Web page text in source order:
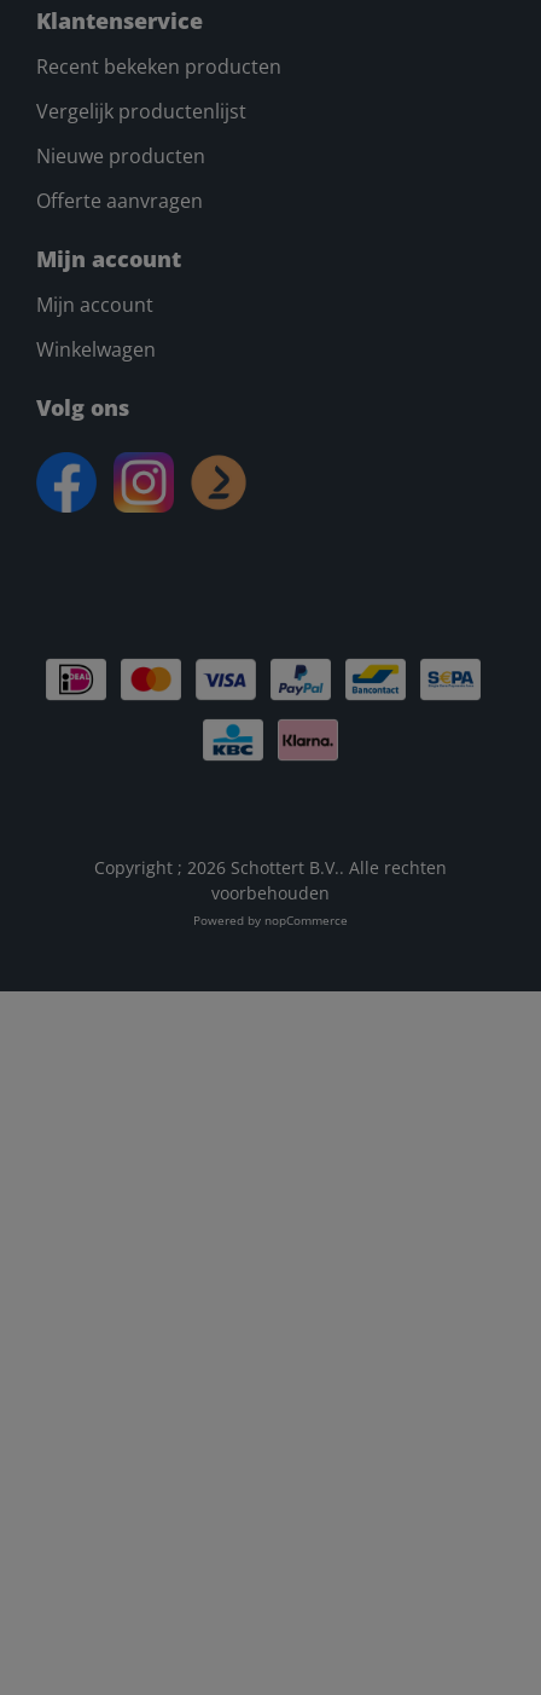
Klantenservice
Recent bekeken producten
Vergelijk productenlijst
Nieuwe producten
Offerte aanvragen
Mijn account
Mijn account
Winkelwagen
Volg ons
Copyright ; 2026 Schottert B.V.. Alle rechten
voorbehouden
Powered by nopCommerce